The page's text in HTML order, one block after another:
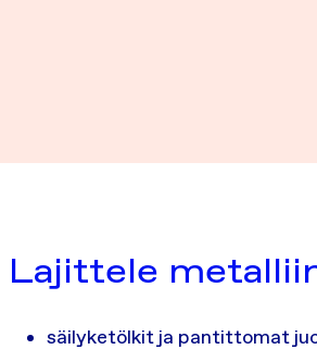
Lajittele
säilyketölkit ja pantittomat